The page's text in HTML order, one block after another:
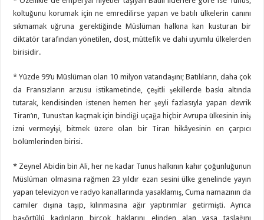
koltuğunu korumak için ne emredilirse yapan ve batılı ülkelerin canını
sıkmamak uğruna gerektiğinde Müslüman halkına kan kusturan bir
diktatör tarafından yönetilen, dost, müttefik ve dahi uyumlu ülkelerden
birisidir.
* Yüzde 99’u Müslüman olan 10 milyon vatandaşını; Batılıların, daha çok
da Fransızların arzusu istikametinde, çeşitli şekillerde baskı altında
tutarak, kendisinden istenen hemen her şeyli fazlasıyla yapan devrik
Tiran’ın, Tunus’tan kaçmak için bindiği uçağa hiçbir Avrupa ülkesinin iniş
izni vermeyişi, bitmek üzere olan bir Tiran hikâyesinin en çarpıcı
bölümlerinden birisi.
* Zeynel Abidin bin Ali, her ne kadar Tunus halkının kahır çoğunluğunun
Müslüman olmasına rağmen 23 yıldır ezan sesini ülke genelinde yayın
yapan televizyon ve radyo kanallarında yasaklamış, Cuma namazının da
camiler dışına taşıp, kılınmasına ağır yaptırımlar getirmişti. Ayrıca
başörtülü kadınların birçok haklarını elinden alan yasa taslağını